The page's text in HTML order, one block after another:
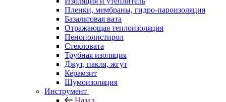
Пленки, мембраны, гидро-пароизоляция
Базальтовая вата
Отражающая теплоизоляция
Пенополистирол
Стекловата
Трубная изоляция
Джут, пакля, жгут
Керамзит
Шумоизоляция
Инструмент
Назад